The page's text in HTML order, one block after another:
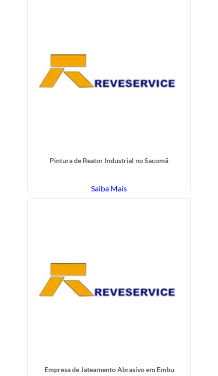
Pintura de Reator Industrial no Sacomã
Saiba Mais
Empresa de Jateamento Abrasivo em Embu